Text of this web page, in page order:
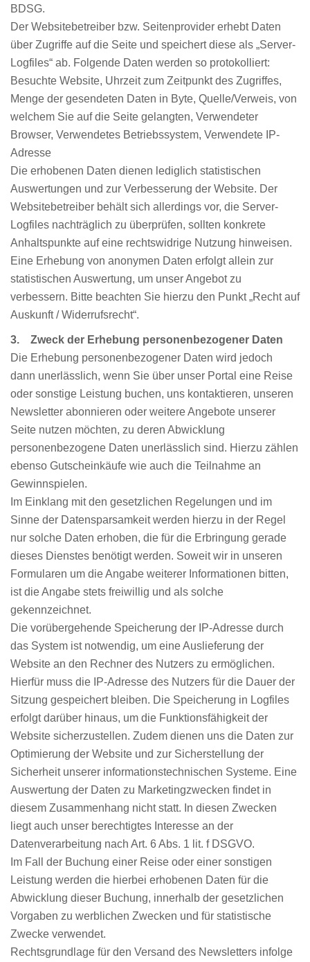
BDSG.
Der Websitebetreiber bzw. Seitenprovider erhebt Daten
über Zugriffe auf die Seite und speichert diese als „Server-
Logfiles“ ab. Folgende Daten werden so protokolliert:
Besuchte Website, Uhrzeit zum Zeitpunkt des Zugriffes,
Menge der gesendeten Daten in Byte, Quelle/Verweis, von
welchem Sie auf die Seite gelangten, Verwendeter
Browser, Verwendetes Betriebssystem, Verwendete IP-
Adresse
Die erhobenen Daten dienen lediglich statistischen
Auswertungen und zur Verbesserung der Website. Der
Websitebetreiber behält sich allerdings vor, die Server-
Logfiles nachträglich zu überprüfen, sollten konkrete
Anhaltspunkte auf eine rechtswidrige Nutzung hinweisen.
Eine Erhebung von anonymen Daten erfolgt allein zur
statistischen Auswertung, um unser Angebot zu
verbessern. Bitte beachten Sie hierzu den Punkt „Recht auf
Auskunft / Widerrufsrecht“.
3. Zweck der Erhebung personenbezogener Daten
Die Erhebung personenbezogener Daten wird jedoch
dann unerlässlich, wenn Sie über unser Portal eine Reise
oder sonstige Leistung buchen, uns kontaktieren, unseren
Newsletter abonnieren oder weitere Angebote unserer
Seite nutzen möchten, zu deren Abwicklung
personenbezogene Daten unerlässlich sind. Hierzu zählen
ebenso Gutscheinkäufe wie auch die Teilnahme an
Gewinnspielen.
Im Einklang mit den gesetzlichen Regelungen und im
Sinne der Datensparsamkeit werden hierzu in der Regel
nur solche Daten erhoben, die für die Erbringung gerade
dieses Dienstes benötigt werden. Soweit wir in unseren
Formularen um die Angabe weiterer Informationen bitten,
ist die Angabe stets freiwillig und als solche
gekennzeichnet.
Die vorübergehende Speicherung der IP-Adresse durch
das System ist notwendig, um eine Auslieferung der
Website an den Rechner des Nutzers zu ermöglichen.
Hierfür muss die IP-Adresse des Nutzers für die Dauer der
Sitzung gespeichert bleiben. Die Speicherung in Logfiles
erfolgt darüber hinaus, um die Funktionsfähigkeit der
Website sicherzustellen. Zudem dienen uns die Daten zur
Optimierung der Website und zur Sicherstellung der
Sicherheit unserer informationstechnischen Systeme. Eine
Auswertung der Daten zu Marketingzwecken findet in
diesem Zusammenhang nicht statt. In diesen Zwecken
liegt auch unser berechtigtes Interesse an der
Datenverarbeitung nach Art. 6 Abs. 1 lit. f DSGVO.
Im Fall der Buchung einer Reise oder einer sonstigen
Leistung werden die hierbei erhobenen Daten für die
Abwicklung dieser Buchung, innerhalb der gesetzlichen
Vorgaben zu werblichen Zwecken und für statistische
Zwecke verwendet.
Rechtsgrundlage für den Versand des Newsletters infolge